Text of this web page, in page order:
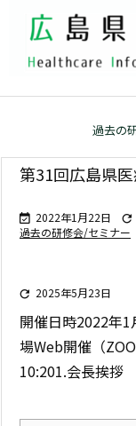
過去の
第31回広島県
 2022年1月22日 
過去の研修会/セミナー
 2025年5月23日
開催日時2022年1
場Web開催（
10:201.会長挨拶